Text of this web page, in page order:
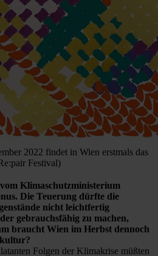
2022 findet in Wien erstmals das
Festival)
Klimaschutzministerium
Die Teuerung dürfte die
nicht leichtfertig
gebrauchsfähig zu machen,
braucht Wien im Herbst dennoch
Folgen der Klimakrise müßten